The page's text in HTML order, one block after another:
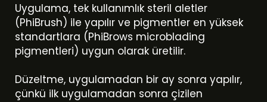
Uygulama, tek kullanımlık steril aletler
(PhiBrush) ile yapılır ve pigmentler en yüksek
standartlara (PhiBrows microblading
pigmentleri) uygun olarak üretilir.
Düzeltme, uygulamadan bir ay sonra yapılır,
çünkü ilk uygulamadan sonra çizilen